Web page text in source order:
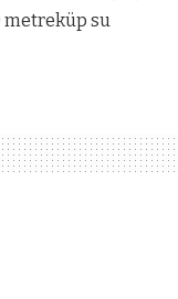
metreküp su